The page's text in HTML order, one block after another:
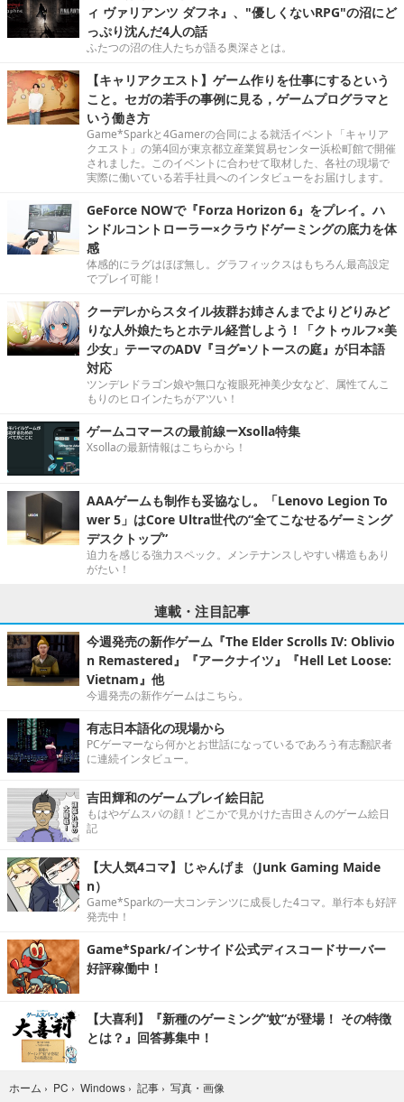
ィ ヴァリアンツ ダフネ』、"優しくないRPG"の沼にど
っぷり沈んだ4人の話
ふたつの沼の住人たちが語る奥深さとは。
【キャリアクエスト】ゲーム作りを仕事にするという
こと。セガの若手の事例に見る，ゲームプログラマと
いう働き方
Game*Sparkと4Gamerの合同による就活イベント「キャリア
クエスト」の第4回が東京都立産業貿易センター浜松町館で開催
されました。このイベントに合わせて取材した、各社の現場で
実際に働いている若手社員へのインタビューをお届けします。
GeForce NOWで『Forza Horizon 6』をプレイ。ハ
ンドルコントローラー×クラウドゲーミングの底力を体
感
体感的にラグはほぼ無し。グラフィックスはもちろん最高設定
でプレイ可能！
クーデレからスタイル抜群お姉さんまでよりどりみど
りな人外娘たちとホテル経営しよう！「クトゥルフ×美
少女」テーマのADV『ヨグ=ソトースの庭』が日本語
対応
ツンデレドラゴン娘や無口な複眼死神美少女など、属性てんこ
もりのヒロインたちがアツい！
ゲームコマースの最前線ーXsolla特集
Xsollaの最新情報はこちらから！
AAAゲームも制作も妥協なし。「Lenovo Legion To
wer 5」はCore Ultra世代の“全てこなせるゲーミング
デスクトップ”
迫力を感じる強力スペック。メンテナンスしやすい構造もあり
がたい！
連載・注目記事
今週発売の新作ゲーム『The Elder Scrolls IV: Oblivio
n Remastered』『アークナイツ』『Hell Let Loose:
Vietnam』他
今週発売の新作ゲームはこちら。
有志日本語化の現場から
PCゲーマーなら何かとお世話になっているであろう有志翻訳者
に連続インタビュー。
吉田輝和のゲームプレイ絵日記
もはやゲムスパの顔！どこかで見かけた吉田さんのゲーム絵日
記
【大人気4コマ】じゃんげま（Junk Gaming Maide
n）
Game*Sparkの一大コンテンツに成長した4コマ。単行本も好評
発売中！
Game*Spark/インサイド公式ディスコードサーバー
好評稼働中！
【大喜利】『新種のゲーミング“蚊”が登場！ その特徴
とは？』回答募集中！
ホーム › PC › Windows › 記事 › 写真・画像